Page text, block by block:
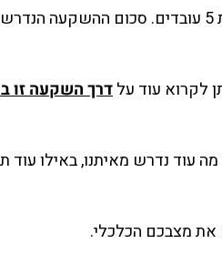
ג. השקעה בהון מניות של חברה רשומה בקפריסין, עם פעילות עסקית ונוכחות פיזית מוכחת בקפריסין. על החברה להעסיק לפחות 5
דרך השקעה זו
בהשקעה של 300,000 אירו בקפריסין. בואו נדבר על מה עוד נדרש מאיתנו,
מצבכם הכלכלי.